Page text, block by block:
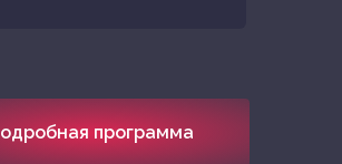
программа